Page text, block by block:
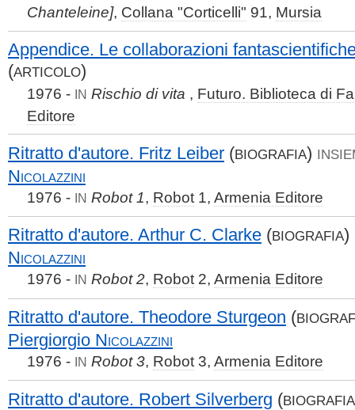
Chanteleine], Collana "Corticelli" 91, Mursia
Appendice. Le collaborazioni
(ARTICOLO)
1976 - IN Rischio di vita , Futuro. Biblioteca di
Editore
Ritratto d'autore. Fritz Leiber (BIOGRAFIA)
Nicolazzini
1976 - IN Robot 1, Robot 1, Armenia Editore
Ritratto d'autore. Arthur C. Clarke (BIOGRAFIA)
Nicolazzini
1976 - IN Robot 2, Robot 2, Armenia Editore
Ritratto d'autore. Theodore Sturgeon (
Piergiorgio Nicolazzini
1976 - IN Robot 3, Robot 3, Armenia Editore
Ritratto d'autore. Robert Silverberg (BIOGRAFIA